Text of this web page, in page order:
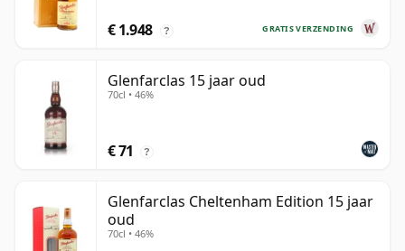
GRATIS VERZENDING
€ 1.948 ?
Glenfarclas 15 jaar oud
70cl • 46%
€ 71 ?
Glenfarclas Cheltenham Edition 15 jaar
oud
70cl • 46%